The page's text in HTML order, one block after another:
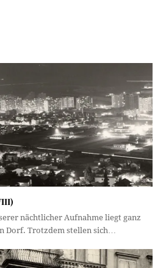
nächtlicher Aufnahme liegt ganz
Dorf. Trotzdem stellen sich…